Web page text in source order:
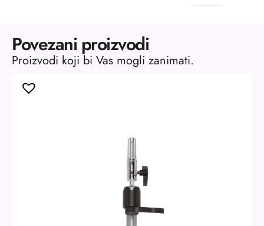
Povezani proizvodi
Proizvodi koji bi Vas mogli zanimati.